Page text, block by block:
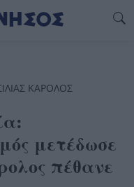
ΚΆΡΟΛΟΣ
μετέδωσε
πέθανε